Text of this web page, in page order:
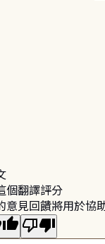
個翻譯評分
意見回饋將用於協